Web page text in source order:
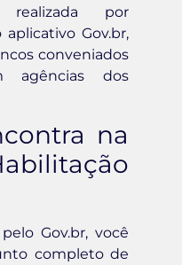
por
Gov.br,
conveniados
agências dos
na
Gov.br, você
completo de